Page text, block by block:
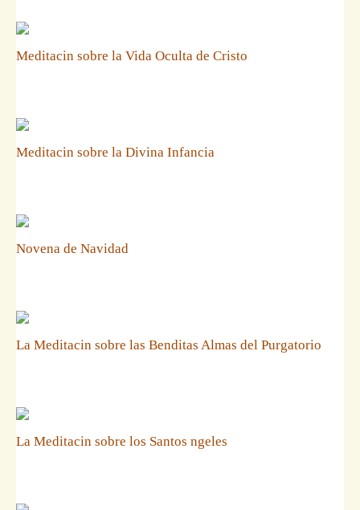
Meditacin sobre la Vida Oculta de Cristo
Meditacin sobre la Divina Infancia
Novena de Navidad
La Meditacin sobre las Benditas Almas del Purgatorio
La Meditacin sobre los Santos ngeles